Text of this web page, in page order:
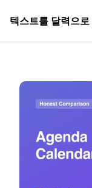
텍스트를 달력으로